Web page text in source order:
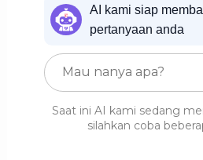
AI kami siap
pertanyaan anda
Saat ini AI kami sedang
silahkan coba